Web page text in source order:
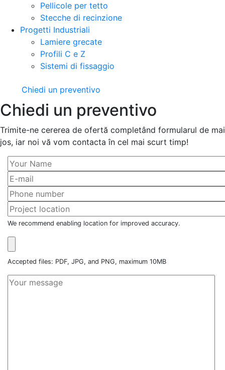
Pellicole per tetto
Stecche di recinzione
Progetti Industriali
Lamiere grecate
Profili C e Z
Sistemi di fissaggio
Chiedi un preventivo
Chiedi un preventivo
Trimite-ne cererea de ofertă completând formularul de mai
jos, iar noi vă vom contacta în cel mai scurt timp!
We recommend enabling location for improved accuracy.
Accepted files: PDF, JPG, and PNG, maximum 10MB